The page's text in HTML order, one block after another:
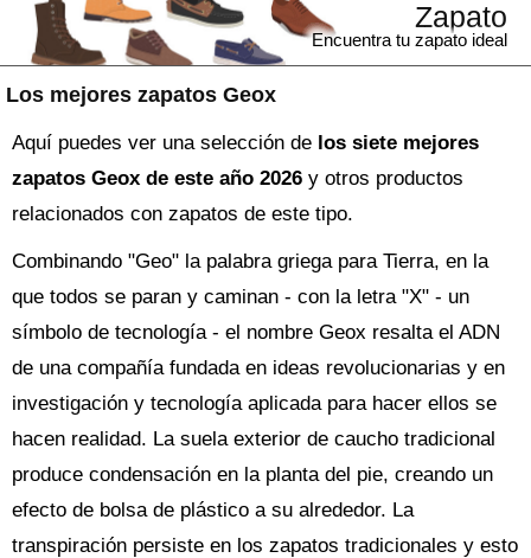
Los mejores zapatos Geox
Zapato
Encuentra tu zapato ideal
Aquí puedes ver una selección de los siete mejores
zapatos Geox de este año 2026 y otros productos
relacionados con zapatos de este tipo.
Combinando "Geo" la palabra griega para Tierra, en la
que todos se paran y caminan - con la letra "X" - un
símbolo de tecnología - el nombre Geox resalta el ADN
de una compañía fundada en ideas revolucionarias y en
investigación y tecnología aplicada para hacer ellos se
hacen realidad. La suela exterior de caucho tradicional
produce condensación en la planta del pie, creando un
efecto de bolsa de plástico a su alrededor. La
transpiración persiste en los zapatos tradicionales y esto